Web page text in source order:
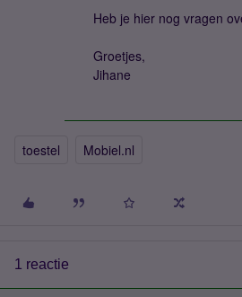
Heb je hier nog vragen
Groetjes,
Jihane
toestel Mobiel.nl
1 reactie